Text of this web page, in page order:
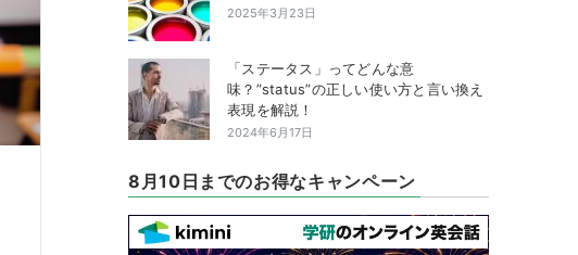
2025年3月23日
「ステータス」ってどんな意
味？”status”の正しい使い方と言い換え
表現を解説！
2024年6月17日
8月10日までのお得なキャンペーン